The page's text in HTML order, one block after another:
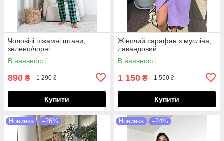
Чоловічі піжамні штани,
зелено/чорні
В наявності
890 ₴ 1 290 ₴
Купити
Жіночий сарафан з мусліна,
лавандовий
В наявності
1 150 ₴ 1 550 ₴
Купити
Новинка –26% Новинка –24%